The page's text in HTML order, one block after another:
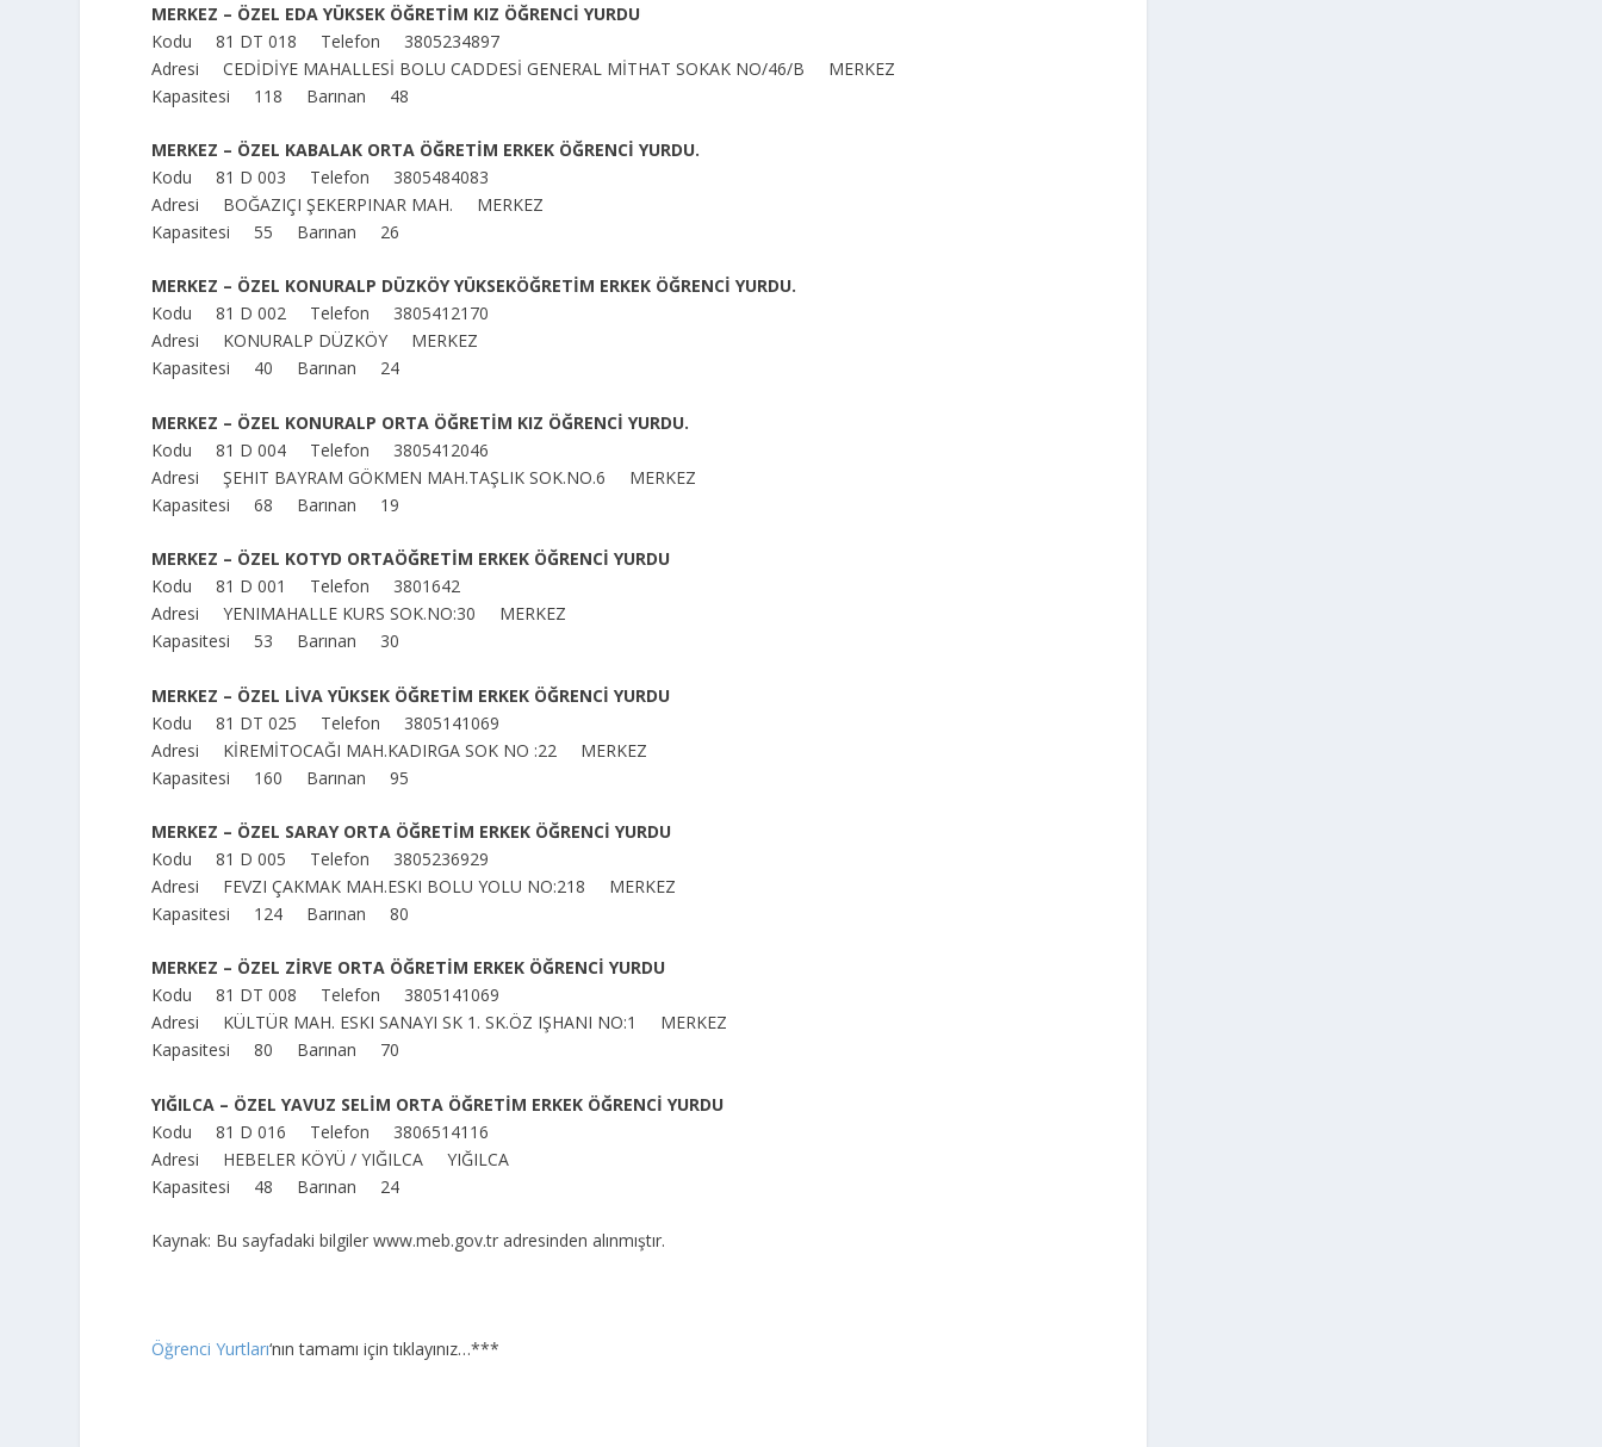
MERKEZ – ÖZEL EDA YÜKSEK ÖĞRETİM KIZ ÖĞRENCİ YURDU
Kodu 81 DT 018 Telefon 3805234897
Adresi CEDİDİYE MAHALLESİ BOLU CADDESİ GENERAL MİTHAT SOKAK NO/46/B MERKEZ
Kapasitesi 118 Barınan 48
MERKEZ – ÖZEL KABALAK ORTA ÖĞRETİM ERKEK ÖĞRENCİ YURDU.
Kodu 81 D 003 Telefon 3805484083
Adresi BOĞAZIÇI ŞEKERPINAR MAH. MERKEZ
Kapasitesi 55 Barınan 26
MERKEZ – ÖZEL KONURALP DÜZKÖY YÜKSEKÖĞRETİM ERKEK ÖĞRENCİ YURDU.
Kodu 81 D 002 Telefon 3805412170
Adresi KONURALP DÜZKÖY MERKEZ
Kapasitesi 40 Barınan 24
MERKEZ – ÖZEL KONURALP ORTA ÖĞRETİM KIZ ÖĞRENCİ YURDU.
Kodu 81 D 004 Telefon 3805412046
Adresi ŞEHIT BAYRAM GÖKMEN MAH.TAŞLIK SOK.NO.6 MERKEZ
Kapasitesi 68 Barınan 19
MERKEZ – ÖZEL KOTYD ORTAÖĞRETİM ERKEK ÖĞRENCİ YURDU
Kodu 81 D 001 Telefon 3801642
Adresi YENIMAHALLE KURS SOK.NO:30 MERKEZ
Kapasitesi 53 Barınan 30
MERKEZ – ÖZEL LİVA YÜKSEK ÖĞRETİM ERKEK ÖĞRENCİ YURDU
Kodu 81 DT 025 Telefon 3805141069
Adresi KİREMİTOCAĞI MAH.KADIRGA SOK NO :22 MERKEZ
Kapasitesi 160 Barınan 95
MERKEZ – ÖZEL SARAY ORTA ÖĞRETİM ERKEK ÖĞRENCİ YURDU
Kodu 81 D 005 Telefon 3805236929
Adresi FEVZI ÇAKMAK MAH.ESKI BOLU YOLU NO:218 MERKEZ
Kapasitesi 124 Barınan 80
MERKEZ – ÖZEL ZİRVE ORTA ÖĞRETİM ERKEK ÖĞRENCİ YURDU
Kodu 81 DT 008 Telefon 3805141069
Adresi KÜLTÜR MAH. ESKI SANAYI SK 1. SK.ÖZ IŞHANI NO:1 MERKEZ
Kapasitesi 80 Barınan 70
YIĞILCA – ÖZEL YAVUZ SELİM ORTA ÖĞRETİM ERKEK ÖĞRENCİ YURDU
Kodu 81 D 016 Telefon 3806514116
Adresi HEBELER KÖYÜ / YIĞILCA YIĞILCA
Kapasitesi 48 Barınan 24
Kaynak: Bu sayfadaki bilgiler www.meb.gov.tr adresinden alınmıştır.
Öğrenci Yurtları‘nın tamamı için tıklayınız…***